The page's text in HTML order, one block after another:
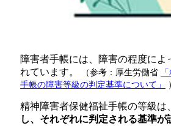
障害者手帳には、障害の程度によ
れています。
（参考：厚生労働省
手帳の障害等級の判定基準について」
精神障害者保健福祉手帳の等級は
し、それぞれに判定される基準が